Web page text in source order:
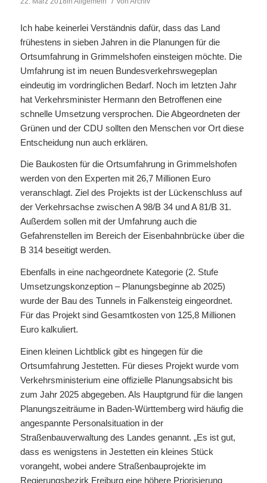
Ich habe keinerlei Verständnis dafür, dass das Land
frühestens in sieben Jahren in die Planungen für die
Ortsumfahrung in Grimmelshofen einsteigen möchte. Die
Umfahrung ist im neuen Bundesverkehrswegeplan
eindeutig im vordringlichen Bedarf. Noch im letzten Jahr
hat Verkehrsminister Hermann den Betroffenen eine
schnelle Umsetzung versprochen. Die Abgeordneten der
Grünen und der CDU sollten den Menschen vor Ort diese
Entscheidung nun auch erklären.
Die Baukosten für die Ortsumfahrung in Grimmelshofen
werden von den Experten mit 26,7 Millionen Euro
veranschlagt. Ziel des Projekts ist der Lückenschluss auf
der Verkehrsachse zwischen A 98/B 34 und A 81/B 31.
Außerdem sollen mit der Umfahrung auch die
Gefahrenstellen im Bereich der Eisenbahnbrücke über die
B 314 beseitigt werden.
Ebenfalls in eine nachgeordnete Kategorie (2. Stufe
Umsetzungskonzeption – Planungsbeginne ab 2025)
wurde der Bau des Tunnels in Falkensteig eingeordnet.
Für das Projekt sind Gesamtkosten von 125,8 Millionen
Euro kalkuliert.
Einen kleinen Lichtblick gibt es hingegen für die
Ortsumfahrung Jestetten. Für dieses Projekt wurde vom
Verkehrsministerium eine offizielle Planungsabsicht bis
zum Jahr 2025 abgegeben. Als Hauptgrund für die langen
Planungszeiträume in Baden-Württemberg wird häufig die
angespannte Personalsituation in der
Straßenbauverwaltung des Landes genannt. „Es ist gut,
dass es wenigstens in Jestetten ein kleines Stück
vorangeht, wobei andere Straßenbauprojekte im
Regierungsbezirk Freiburg eine höhere Priorisierung